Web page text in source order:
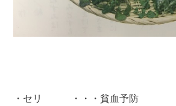
・セリ ・・・貧血予防 「